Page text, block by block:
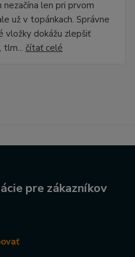
nezačína len pri prvom
už v topánkach. Správne
vložky dokážu zlepšiť
tlm... čítať celé
pre zákazníkov